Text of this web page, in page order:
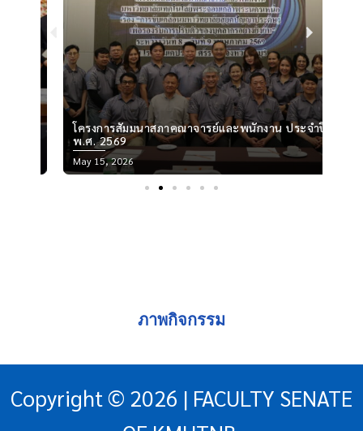
โครงการสัมมนาสภาคณาจารย์และพนักงาน ประจำปี
พ.ศ. 2569
Posted
May 15, 2026
Previous Next
ภาพกิจกรรม
Copyright © 2026 | FACULTY SENATE